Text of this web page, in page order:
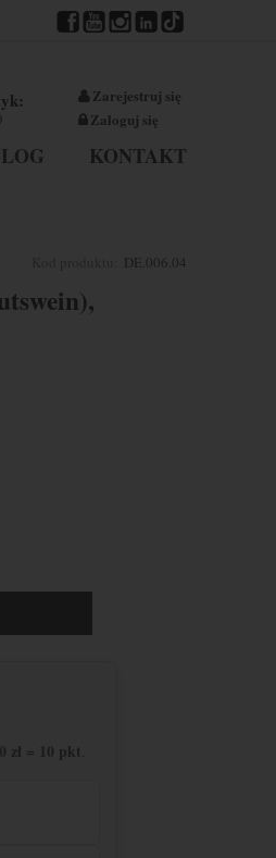
Zarejestruj się
Zaloguj się
KONTAKT
DE.006.04
zł = 10 pkt